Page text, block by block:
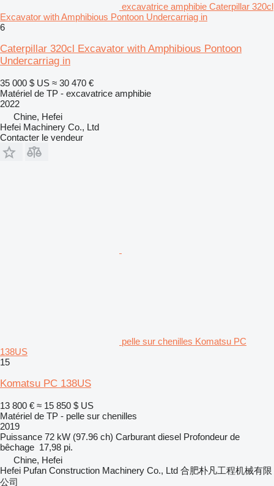
excavatrice amphibie Caterpillar 320cl
Excavator with Amphibious Pontoon Undercarriag in
6
Caterpillar 320cl Excavator with Amphibious Pontoon
Undercarriag in
35 000 $ US ≈ 30 470 €
Matériel de TP - excavatrice amphibie
2022
Chine, Hefei
Hefei Machinery Co., Ltd
Contacter le vendeur
pelle sur chenilles Komatsu PC
138US
15
Komatsu PC 138US
13 800 € ≈ 15 850 $ US
Matériel de TP - pelle sur chenilles
2019
Puissance 72 kW (97.96 ch) Carburant diesel Profondeur de
bêchage 17,98 pi.
Chine, Hefei
Hefei Pufan Construction Machinery Co., Ltd 合肥朴凡工程机械有限
公司